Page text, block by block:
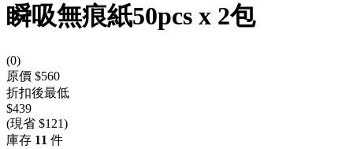
瞬吸無痕紙50pcs x 2包
(0)
原價 $560
折扣後最低
$439
(現省 $121)
庫存 11 件